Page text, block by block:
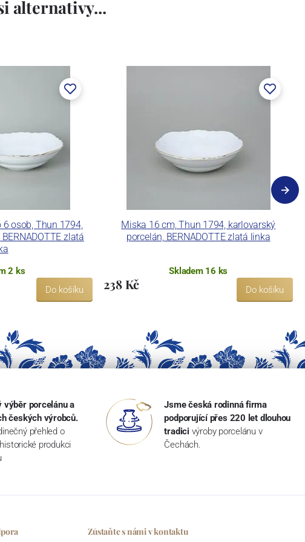
alternativy...
osob, Thun 1794,
zlatá
2 ks
Do košíku
Miska 16 cm, Thun 1794, karlovarský
porcelán, BERNADOTTE zlatá linka
Skladem 16 ks
238 Kč Do košíku
výběr porcelánu a
českých výrobců.
přehled o
produkci
Jsme česká rodinná firma
podporující přes 220 let dlouhou
tradici výroby porcelánu v
Čechách.
Zůstaňte s námi v kontaktu